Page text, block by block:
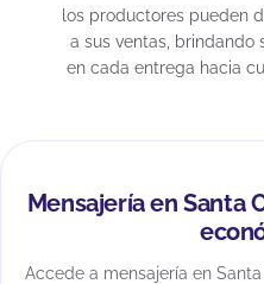
los productores pueden
a sus ventas, brindando
en cada entrega hacia
Mensajería en Santa
Accede a mensajería en